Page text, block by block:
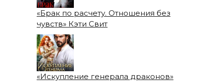
«Брак по расчету. Отношения без
чувств» Кэти Свит
«Искупление генерала драконов»